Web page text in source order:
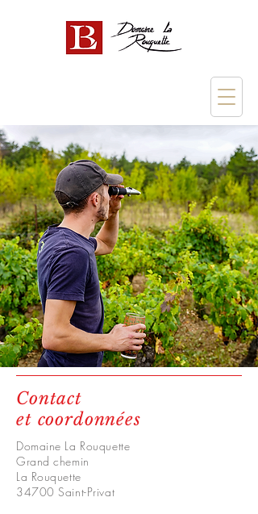
Domaine La Rouquette
Grand chemin
La Rouquette
34700 Saint-Privat
Contact
et coordonnées